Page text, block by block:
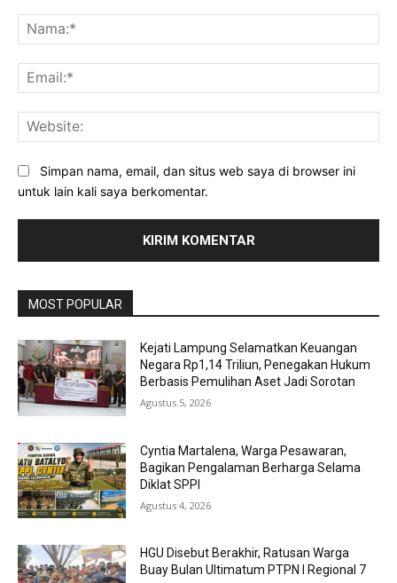
Simpan nama, email, dan situs web saya di browser ini
untuk lain kali saya berkomentar.
MOST POPULAR
Kejati Lampung Selamatkan Keuangan
Negara Rp1,14 Triliun, Penegakan Hukum
Berbasis Pemulihan Aset Jadi Sorotan
Agustus 5, 2026
Cyntia Martalena, Warga Pesawaran,
Bagikan Pengalaman Berharga Selama
Diklat SPPI
Agustus 4, 2026
HGU Disebut Berakhir, Ratusan Warga
Buay Bulan Ultimatum PTPN I Regional 7